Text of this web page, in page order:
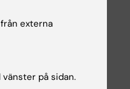
externa
på sidan.